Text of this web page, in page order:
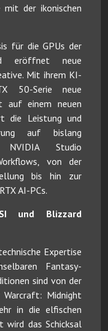
mit der ikonischen
für die GPUs der
eröffnet neue
Mit ihrem KI-
50-Serie neue
auf einem neuen
die Leistung und
auf bislang
NVIDIA Studio
von der
bis hin zur
AI-PCs.
und Blizzard
Expertise
Fantasy-
sind von der
Midnight
in die elfischen
wird das Schicksal